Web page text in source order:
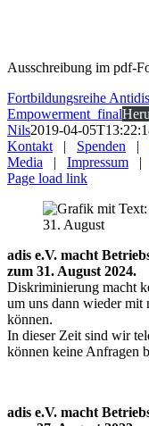
Ausschreibung im pdf-
Fortbildungsreihe
Empowerment_final
Nils2019-04-
Kontakt | Spenden |
Media | Impressum |
Page load link
adis e.V. macht
zum 31. August
Diskriminierung macht
um uns dann wieder mit
können.
In dieser Zeit sind wir
können keine Anfragen
adis e.V. macht